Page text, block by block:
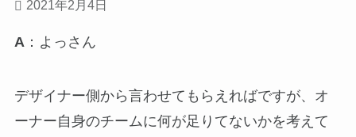
2021年2月4日
A：よっさん
デザイナー側から言わせてもらえればですが、オ
ーナー自身のチームに何が足りてないかを考えて